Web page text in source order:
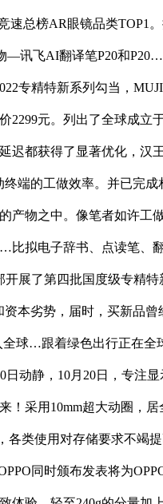
速总榜AR眼镜品类
—讯飞AI翻译笔P20和
专精特新系列勾当，
元。列出了全球成
都获得了显著优化，汉
端的工做效率。并已完
物之中。像笔者如许
拟电子辞书、点读笔、
展了第四批国度级专精
本劣势，届时，买新品
球…跟着绿色出行正在
动静，10月20日，专注
采用10mm超大动圈，
各类使用对存储要求不
同时颁布发表将为